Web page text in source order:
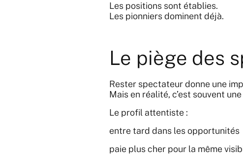
Les positions sont établies.
Les pionniers dominent déjà.
Le piège des
Rester spectateur donne une
Mais en réalité, c’est souvent
Le profil attentiste :
entre tard dans les opportunités
paie plus cher pour la même